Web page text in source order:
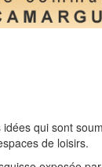
qui sont
de loisirs.